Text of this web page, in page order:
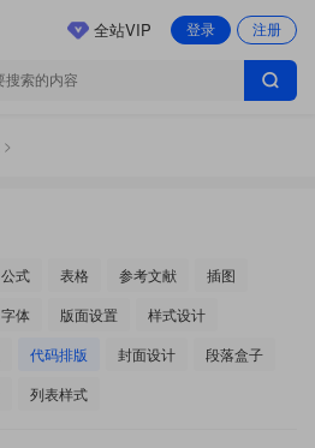
登录 注册
全站VIP
>
公式 表格 参考文献
插图
字体 版面设置
样式设计
代码排版 封面设计
段落盒子
列表样式